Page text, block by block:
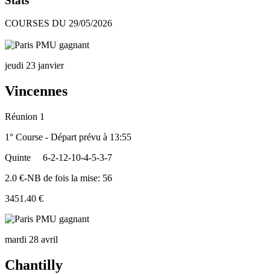
COURSES DU 29/05/2026
jeudi 23 janvier
Vincennes
Réunion 1
1° Course - Départ prévu à 13:55
Quinte
6-2-12-10-4-5-3-7
2.0 €-NB de fois la mise: 56
3451.40 €
mardi 28 avril
Chantilly